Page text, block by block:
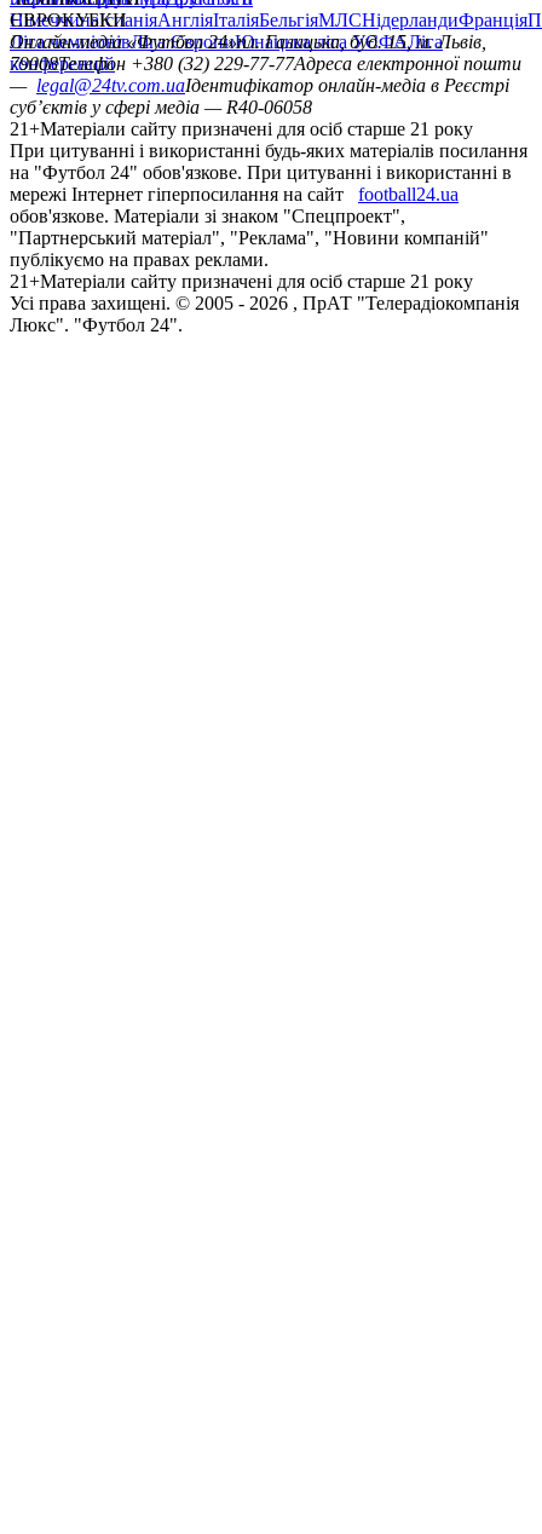
НімеччинаІспаніяАнгліяІталіяБельгіяМЛСНідерландиФранція
ЄВРОКУБКИ
Ліга чемпіонівЛіга ЄвропиЮнацька ліга УЄФАЛіга
конференцій
Онлайн-медіа «Футбол 24»пл. Галицька, буд. 15, м. Львів,
79008Телефон +380 (32) 229-77-77Адреса електронної пошти
— legal@24tv.com.uaІдентифікатор онлайн-медіа в Реєстрі
суб’єктів у сфері медіа — R40-06058
21+Матеріали сайту призначені для осіб старше 21 року
При цитуванні і використанні будь-яких матеріалів посилання
на "Футбол 24" обов'язкове. При цитуванні і використанні в
мережі Інтернет гіперпосилання на сайт
football24.ua
обов'язкове. Матеріали зі знаком "Спецпроект",
"Партнерський матеріал", "Реклама", "Новини компаній"
публікуємо на правах реклами.
21+Матеріали сайту призначені для осіб старше 21 року
Усi права захищенi. © 2005 - 2026 , ПрАТ "Телерадіокомпанія
Люкс". "Футбол 24".